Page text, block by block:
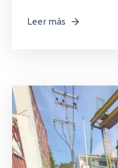
Leer más